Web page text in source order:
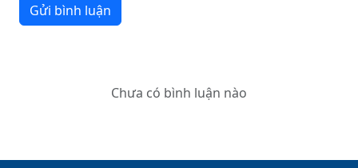
Gửi bình luận
Chưa có bình luận nào